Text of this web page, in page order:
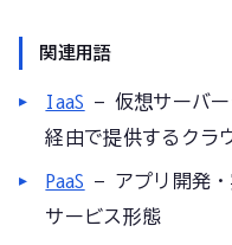
関連用語
IaaS
— 仮想サーバ
経由で提供するクラ
PaaS
— アプリ開発
サービス形態